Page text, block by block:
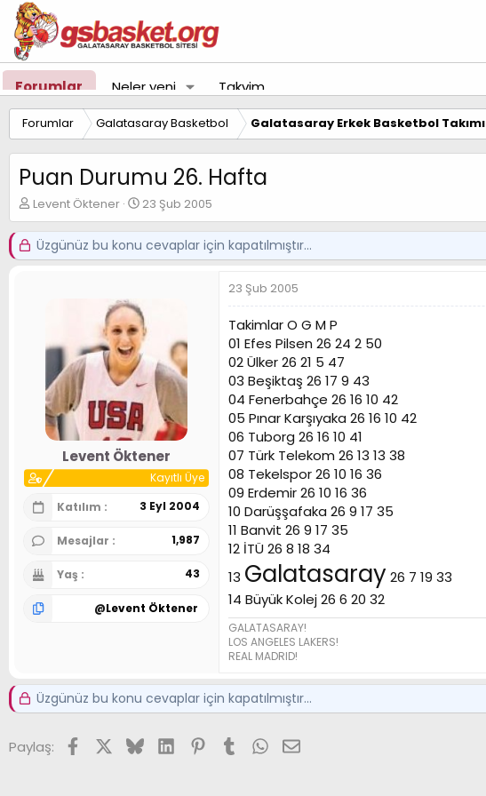
Forumlar Neler yeni Takvim
Forumlar Galatasaray Basketbol Galatasaray Erkek Basketbol Takımı
Puan Durumu 26. Hafta
K
o
n
u
Levent Öktener
B
a
ş
ı
ç
t
a
r
h
i
23 Şub 2005
Üzgünüz bu konu cevaplar için kapatılmıştır...
Levent Öktener
Kayıtlı Üye
Katılım
3 Eyl 2004
Mesajlar 1,987
Yaş 43
@Levent Öktener
23 Şub 2005
Takimlar O G M P
01 Efes Pilsen 26 24 2 50
02 Ülker 26 21 5 47
03 Beşiktaş 26 17 9 43
04 Fenerbahçe 26 16 10 42
05 Pınar Karşıyaka 26 16 10 42
06 Tuborg 26 16 10 41
07 Türk Telekom 26 13 13 38
08 Tekelspor 26 10 16 36
09 Erdemir 26 10 16 36
10 Darüşşafaka 26 9 17 35
11 Banvit 26 9 17 35
12 İTÜ 26 8 18 34
13 Galatasaray 26 7 19 33
14 Büyük Kolej 26 6 20 32
GALATASARAY!
LOS ANGELES LAKERS!
REAL MADRID!
Üzgünüz bu konu cevaplar için kapatılmıştır...
Paylaş: FacebookX (Twitter)
BlueskyLinkedInPinterest
Tumblr WhatsApp
E-posta